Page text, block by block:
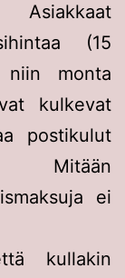
(15
monta
kulkevat
postikulut
Mitään
ei
kullakin